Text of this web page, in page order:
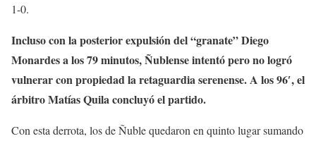
1-0.
Incluso con la posterior expulsión del “granate” Diego
Monardes a los 79 minutos, Ñublense intentó pero no logró
vulnerar con propiedad la retaguardia serenense. A los 96′, el
árbitro Matías Quila concluyó el partido.
Con esta derrota, los de Ñuble quedaron en quinto lugar sumando